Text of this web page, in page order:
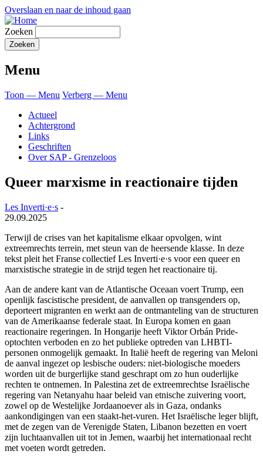
Overslaan en naar de inhoud gaan
Zoeken
Menu
Toon — Menu Verberg — Menu
Actueel
Achtergrond
Links
Geschriften
Over SAP - Grenzeloos
Queer marxisme in reactionaire tijden
Les Inverti·e·s -
29.09.2025
Terwijl de crises van het kapitalisme elkaar opvolgen, wint
extreemrechts terrein, met steun van de heersende klasse. In deze
tekst pleit het Franse collectief Les Inverti·e·s voor een queer en
marxistische strategie in de strijd tegen het reactionaire tij.
Aan de andere kant van de Atlantische Oceaan voert Trump, een
openlijk fascistische president, de aanvallen op transgenders op,
deporteert migranten en werkt aan de ontmanteling van de structuren
van de Amerikaanse federale staat. In Europa komen en gaan
reactionaire regeringen. In Hongarije heeft Viktor Orbán Pride-
optochten verboden en zo het publieke optreden van LHBTI-
personen onmogelijk gemaakt. In Italië heeft de regering van Meloni
de aanval ingezet op lesbische ouders: niet-biologische moeders
worden uit de burgerlijke stand geschrapt om zo hun ouderlijke
rechten te ontnemen. In Palestina zet de extreemrechtse Israëlische
regering van Netanyahu haar beleid van etnische zuivering voort,
zowel op de Westelijke Jordaanoever als in Gaza, ondanks
aankondigingen van een staakt-het-vuren. Het Israëlische leger blijft,
met de zegen van de Verenigde Staten, Libanon bezetten en voert
zijn luchtaanvallen uit tot in Jemen, waarbij het internationaal recht
met voeten wordt getreden.